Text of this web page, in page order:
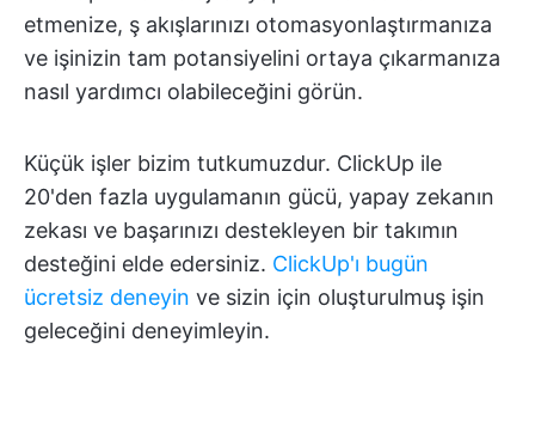
etmenize, ş akışlarınızı otomasyonlaştırmanıza
ve işinizin tam potansiyelini ortaya çıkarmanıza
nasıl yardımcı olabileceğini görün.
Küçük işler bizim tutkumuzdur. ClickUp ile
20'den fazla uygulamanın gücü, yapay zekanın
zekası ve başarınızı destekleyen bir takımın
desteğini elde edersiniz. ClickUp'ı bugün
ücretsiz deneyin ve sizin için oluşturulmuş işin
geleceğini deneyimleyin.